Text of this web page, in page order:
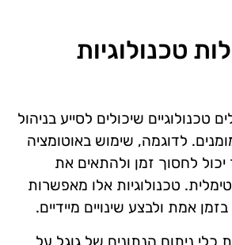
טכנולוגיות
טכנולוגיים שיכולים לסייע בניהול
לדוגמה, שימוש באוטומציה
יכול לחסוך זמן ולהתאים את
טכנולוגיות אלו מאפשרות
אמת ולבצע שינויים מיידיים.
כלי ניתוח הנתונים של גוגל על